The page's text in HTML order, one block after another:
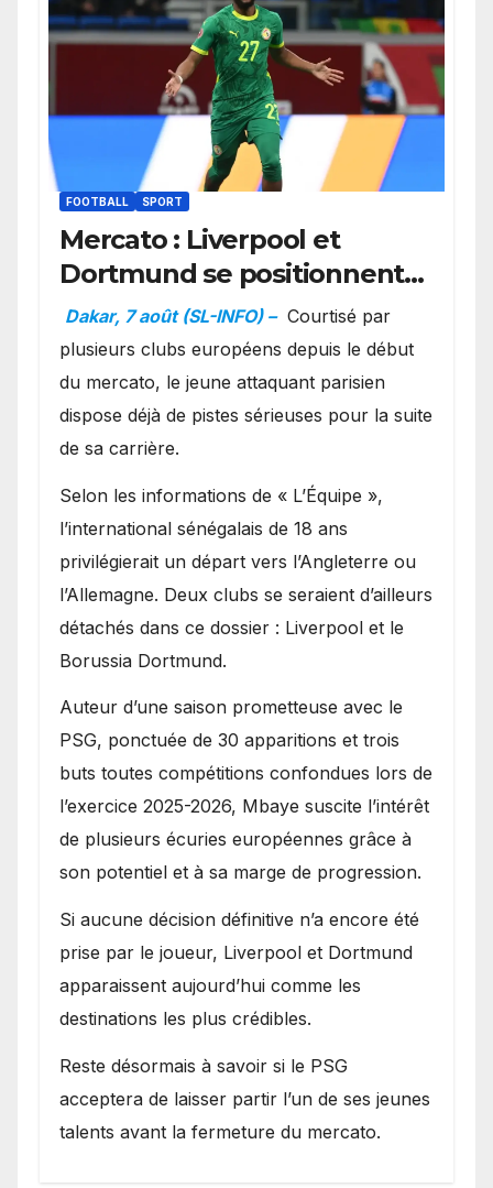
FOOTBALL SPORT
Mercato : Liverpool et
Dortmund se positionnent
en favoris pour recruter
Ibrahim Mbaye
Dakar, 7 août (SL-INFO) – Courtisé par
plusieurs clubs européens depuis le début
du mercato, le jeune attaquant parisien
dispose déjà de pistes sérieuses pour la suite
de sa carrière.
Selon les informations de « L’Équipe »,
l’international sénégalais de 18 ans
privilégierait un départ vers l’Angleterre ou
l’Allemagne. Deux clubs se seraient d’ailleurs
détachés dans ce dossier : Liverpool et le
Borussia Dortmund.
Auteur d’une saison prometteuse avec le
PSG, ponctuée de 30 apparitions et trois
buts toutes compétitions confondues lors de
l’exercice 2025-2026, Mbaye suscite l’intérêt
de plusieurs écuries européennes grâce à
son potentiel et à sa marge de progression.
Si aucune décision définitive n’a encore été
prise par le joueur, Liverpool et Dortmund
apparaissent aujourd’hui comme les
destinations les plus crédibles.
Reste désormais à savoir si le PSG
acceptera de laisser partir l’un de ses jeunes
talents avant la fermeture du mercato.